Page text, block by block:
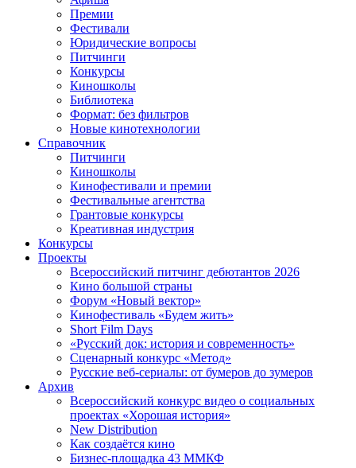
Премии
Фестивали
Юридические вопросы
Питчинги
Конкурсы
Киношколы
Библиотека
Формат: без фильтров
Новые кинотехнологии
Справочник
Питчинги
Киношколы
Кинофестивали и премии
Фестивальные агентства
Грантовые конкурсы
Креативная индустрия
Конкурсы
Проекты
Всероссийский питчинг дебютантов 2026
Кино большой страны
Форум «Новый вектор»
Кинофестиваль «Будем жить»
Short Film Days
«Русский док: история и современность»
Сценарный конкурс «Метод»
Русские веб-сериалы: от бумеров до зумеров
Архив
Всероссийский конкурс видео о социальных
проектах «Хорошая история»
New Distribution
Как создаётся кино
Бизнес-площадка 43 ММКФ